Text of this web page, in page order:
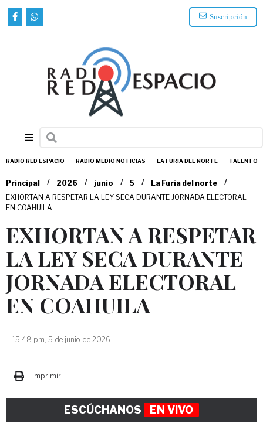
Suscripción
RADIO RED ESPACIO RADIO MEDIO NOTICIAS LA FURIA DEL NORTE TALENTO
Principal / 2026 / junio / 5 / La Furia del norte
/
EXHORTAN A RESPETAR LA LEY SECA DURANTE JORNADA ELECTORAL
EN COAHUILA
EXHORTAN A RESPETAR
LA LEY SECA DURANTE
JORNADA ELECTORAL
EN COAHUILA
15:48 pm, 5 de junio de 2026
Imprimir
ESCÚCHANOS EN VIVO